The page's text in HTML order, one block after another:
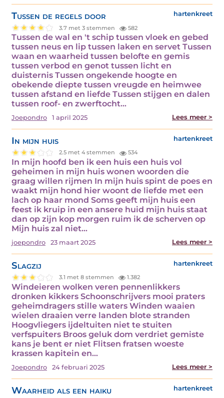
Tussen de regels door hartenkreet
3.7 met 3 stemmen 582
Tussen de wal en 't schip tussen vloek en gebed
tussen neus en lip tussen laken en servet Tussen
waan en waarheid tussen belofte en gemis
tussen verbod en genot tussen licht en
duisternis Tussen ongekende hoogte en
obekende diepte tussen vreugde en heimwee
tussen afstand en liefde Tussen stijgen en dalen
tussen roof- en zwerftocht…
Joepondro 1 april 2025 Lees meer >
In mijn huis hartenkreet
2.5 met 4 stemmen 534
In mijn hoofd ben ik een huis een huis vol
geheimen in mijn huis wonen woorden die
graag willen rijmen In mijn huis spint de poes en
waakt mijn hond hier woont de liefde met een
lach op haar mond Soms geeft mijn huis een
feest ik kruip in een ansere huid mijn huis staat
dan op zijn kop morgen ruim ik de scherven op
Mijn huis zal niet…
joepondro 23 maart 2025 Lees meer >
Slagzij hartenkreet
3.1 met 8 stemmen 1.382
Windeieren wolken veren pennenlikkers
dronken kikkers Schoonschrijvers mooi praters
geheimdragers stille waters Winden waaien
wielen draaien verre landen blote stranden
Hoogvliegers ijdeltuiten niet te stuiten
verfspuiters Broos geluk dom verdriet gemiste
kans je bent er niet Flitsen fratsen woeste
krassen kapitein en…
Joepondro 24 februari 2025 Lees meer >
Waarheid als een haiku hartenkreet